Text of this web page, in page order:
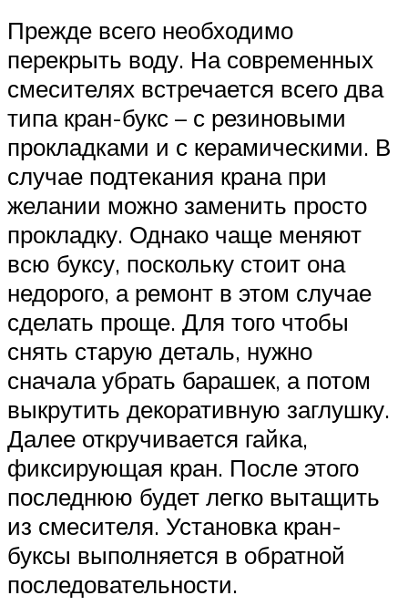
Прежде всего необходимо
перекрыть воду. На современных
смесителях встречается всего два
типа кран-букс – с резиновыми
прокладками и с керамическими. В
случае подтекания крана при
желании можно заменить просто
прокладку. Однако чаще меняют
всю буксу, поскольку стоит она
недорого, а ремонт в этом случае
сделать проще. Для того чтобы
снять старую деталь, нужно
сначала убрать барашек, а потом
выкрутить декоративную заглушку.
Далее откручивается гайка,
фиксирующая кран. После этого
последнюю будет легко вытащить
из смесителя. Установка кран-
буксы выполняется в обратной
последовательности.